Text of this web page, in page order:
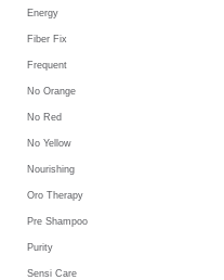
Energy
Fiber Fix
Frequent
No Orange
No Red
No Yellow
Nourishing
Oro Therapy
Pre Shampoo
Purity
Sensi Care